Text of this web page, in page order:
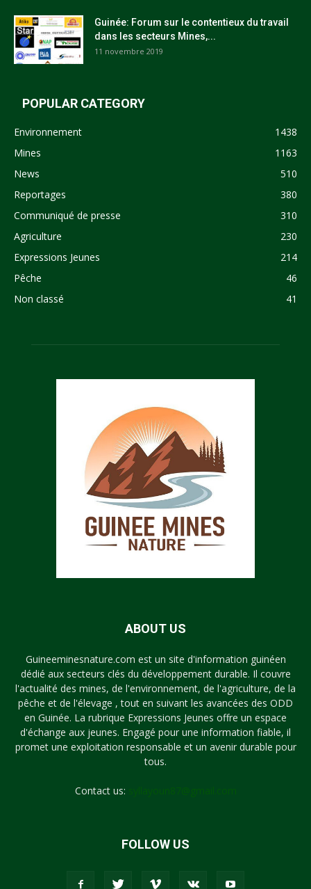
Guinée: Forum sur le contentieux du travail
dans les secteurs Mines,...
11 novembre 2019
POPULAR CATEGORY
Environnement
1438
Mines
1163
News
510
Reportages
380
Communiqué de presse
310
Agriculture
230
Expressions Jeunes
214
Pêche
46
Non classé
41
ABOUT US
Guineeminesnature.com est un site d'information guinéen
dédié aux secteurs clés du développement durable. Il couvre
l'actualité des mines, de l'environnement, de l'agriculture, de la
pêche et de l'élevage , tout en suivant les avancées des ODD
en Guinée. La rubrique Expressions Jeunes offre un espace
d'échange aux jeunes. Engagé pour une information fiable, il
promet une exploitation responsable et un avenir durable pour
tous.
Contact us:
FOLLOW US